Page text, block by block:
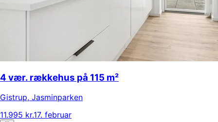
4 vær. rækkehus på 115 m²
Gistrup, Jasminparken
11.995 kr.17. februar